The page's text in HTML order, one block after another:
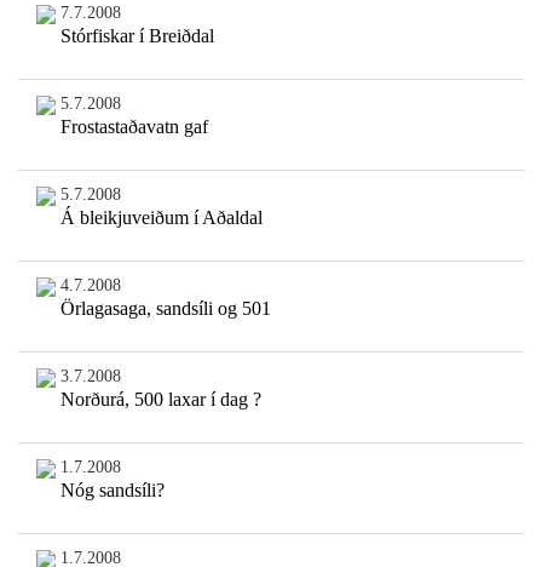
7.7.2008
Stórfiskar í Breiðdal
5.7.2008
Frostastaðavatn gaf
5.7.2008
Á bleikjuveiðum í Aðaldal
4.7.2008
Örlagasaga, sandsíli og 501
3.7.2008
Norðurá, 500 laxar í dag ?
1.7.2008
Nóg sandsíli?
1.7.2008